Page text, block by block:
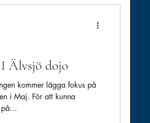
Älvsjö dojo
kommer lägga fokus på
i Maj. För att kunna